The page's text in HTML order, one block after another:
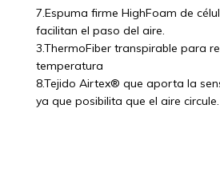
7.Espuma firme HighFoam de
facilitan el paso del aire.
3.ThermoFiber transpirable para
temperatura
8.Tejido Airtex® que aporta la
ya que posibilita que el aire circule.